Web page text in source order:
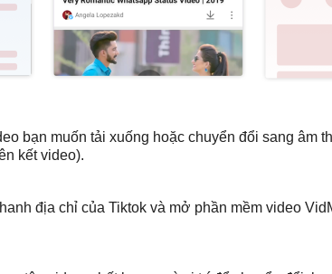
bạn muốn tải xuống hoặc chuyển đổi sang âm
kết video).
địa chỉ của Tiktok và mở phần mềm video